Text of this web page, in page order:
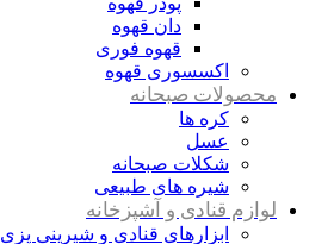
دان قهوه
قهوه فوری
اکسسوری قهوه
محصولات صبحانه
کره ها
عسل
شکلات صبحانه
شیره های طبیعی
لوازم قنادی و آشپزخانه
ابزارهای قنادی و شیرینی پزی